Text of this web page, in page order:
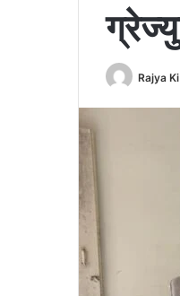
Rajya